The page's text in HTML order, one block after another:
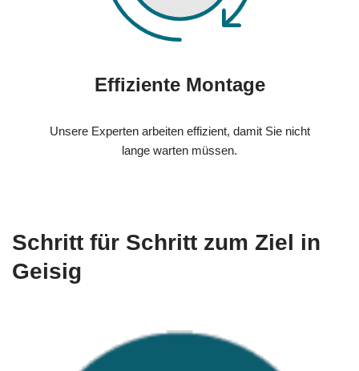
Effiziente Montage
Unsere Experten arbeiten effizient, damit Sie nicht
lange warten müssen.
Schritt für Schritt zum Ziel in
Geisig